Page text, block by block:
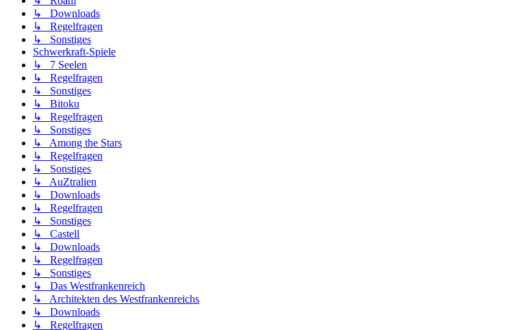
↳ Downloads
↳ Regelfragen
↳ Sonstiges
Schwerkraft-Spiele
↳ 7 Seelen
↳ Regelfragen
↳ Sonstiges
↳ Bitoku
↳ Regelfragen
↳ Sonstiges
↳ Among the Stars
↳ Regelfragen
↳ Sonstiges
↳ AuZtralien
↳ Downloads
↳ Regelfragen
↳ Sonstiges
↳ Castell
↳ Downloads
↳ Regelfragen
↳ Sonstiges
↳ Das Westfrankenreich
↳ Architekten des Westfrankenreichs
↳ Downloads
↳ Regelfragen